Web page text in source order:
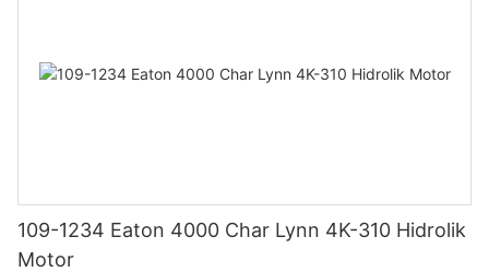
109-1234 Eaton 4000 Char Lynn 4K-310 Hidrolik
Motor